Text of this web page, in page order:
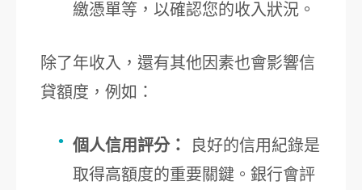
繳憑單等，以確認您的收入狀況。
除了年收入，還有其他因素也會影響信
貸額度，例如：
個人信用評分：
良好的信用紀錄是
取得高額度的重要關鍵。銀行會評